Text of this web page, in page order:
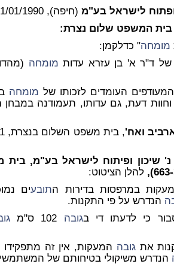
לישראל בע"מ (חיפה), 01/01/1990.
בית המשפט שלום נצרת:
מומחה" כדלקמן:
של ד"ר א' בן עזרא עדות מומחה
העומדים לזכותו של מומחה
וחוות דעת, גם עדותו, תעמודנה במבחן
ואח'
סלומון ואח' נ' שיכון ופיתוח לישראל
להלן הציטוט:
במרפסות בדירות התובעים
הנדרש על פי התקנות.
כי לדעתו די בגובה
אתגובה המעקות, אין זה מתפקידו
הנדרש משיקולי בטיחותם של